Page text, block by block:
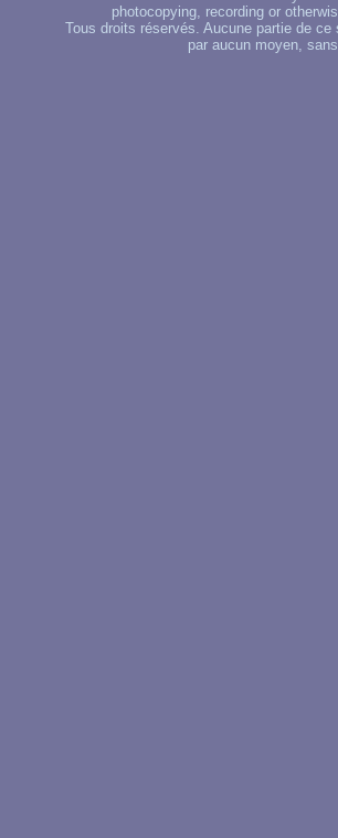
photocopying, recording or
Tous droits réservés. Aucune partie de
par aucun moyen,